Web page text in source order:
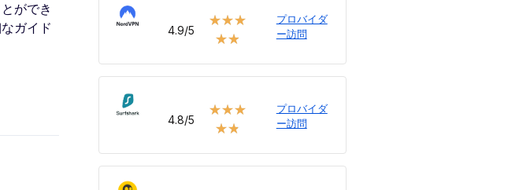
ができ
ガイド
4.9/5
★★★
★★
プロバイダ
ー訪問
4.8/5
★★★
★★
プロバイダ
ー訪問